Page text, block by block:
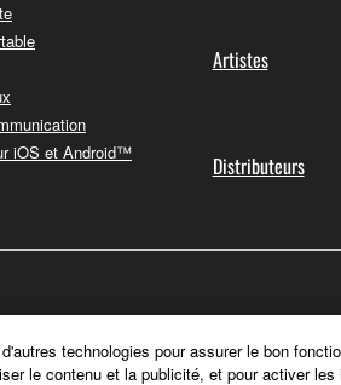
iOS et Android™
Artistes
Distributeurs
technologies pour assurer le bon
le contenu et la publicité, et pour activer